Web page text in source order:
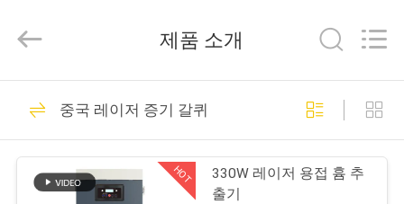
제
Dongguan
Ltd.
Reserved.
by
이동할 수 있는 증기
갈퀴
34
제품 소개
중국 레이저 증기 갈퀴
HOT
330W 레이저 용접 흄 추
출기